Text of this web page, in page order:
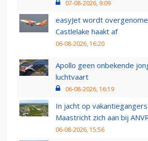
07-08-2026, 9:09
easyJet wordt
Castlelake haakt af
06-08-2026, 16:20
Apollo geen onbekende
luchtvaart
06-08-2026, 16:19
In jacht op
Maastricht zich aan bij
06-08-2026, 15:56